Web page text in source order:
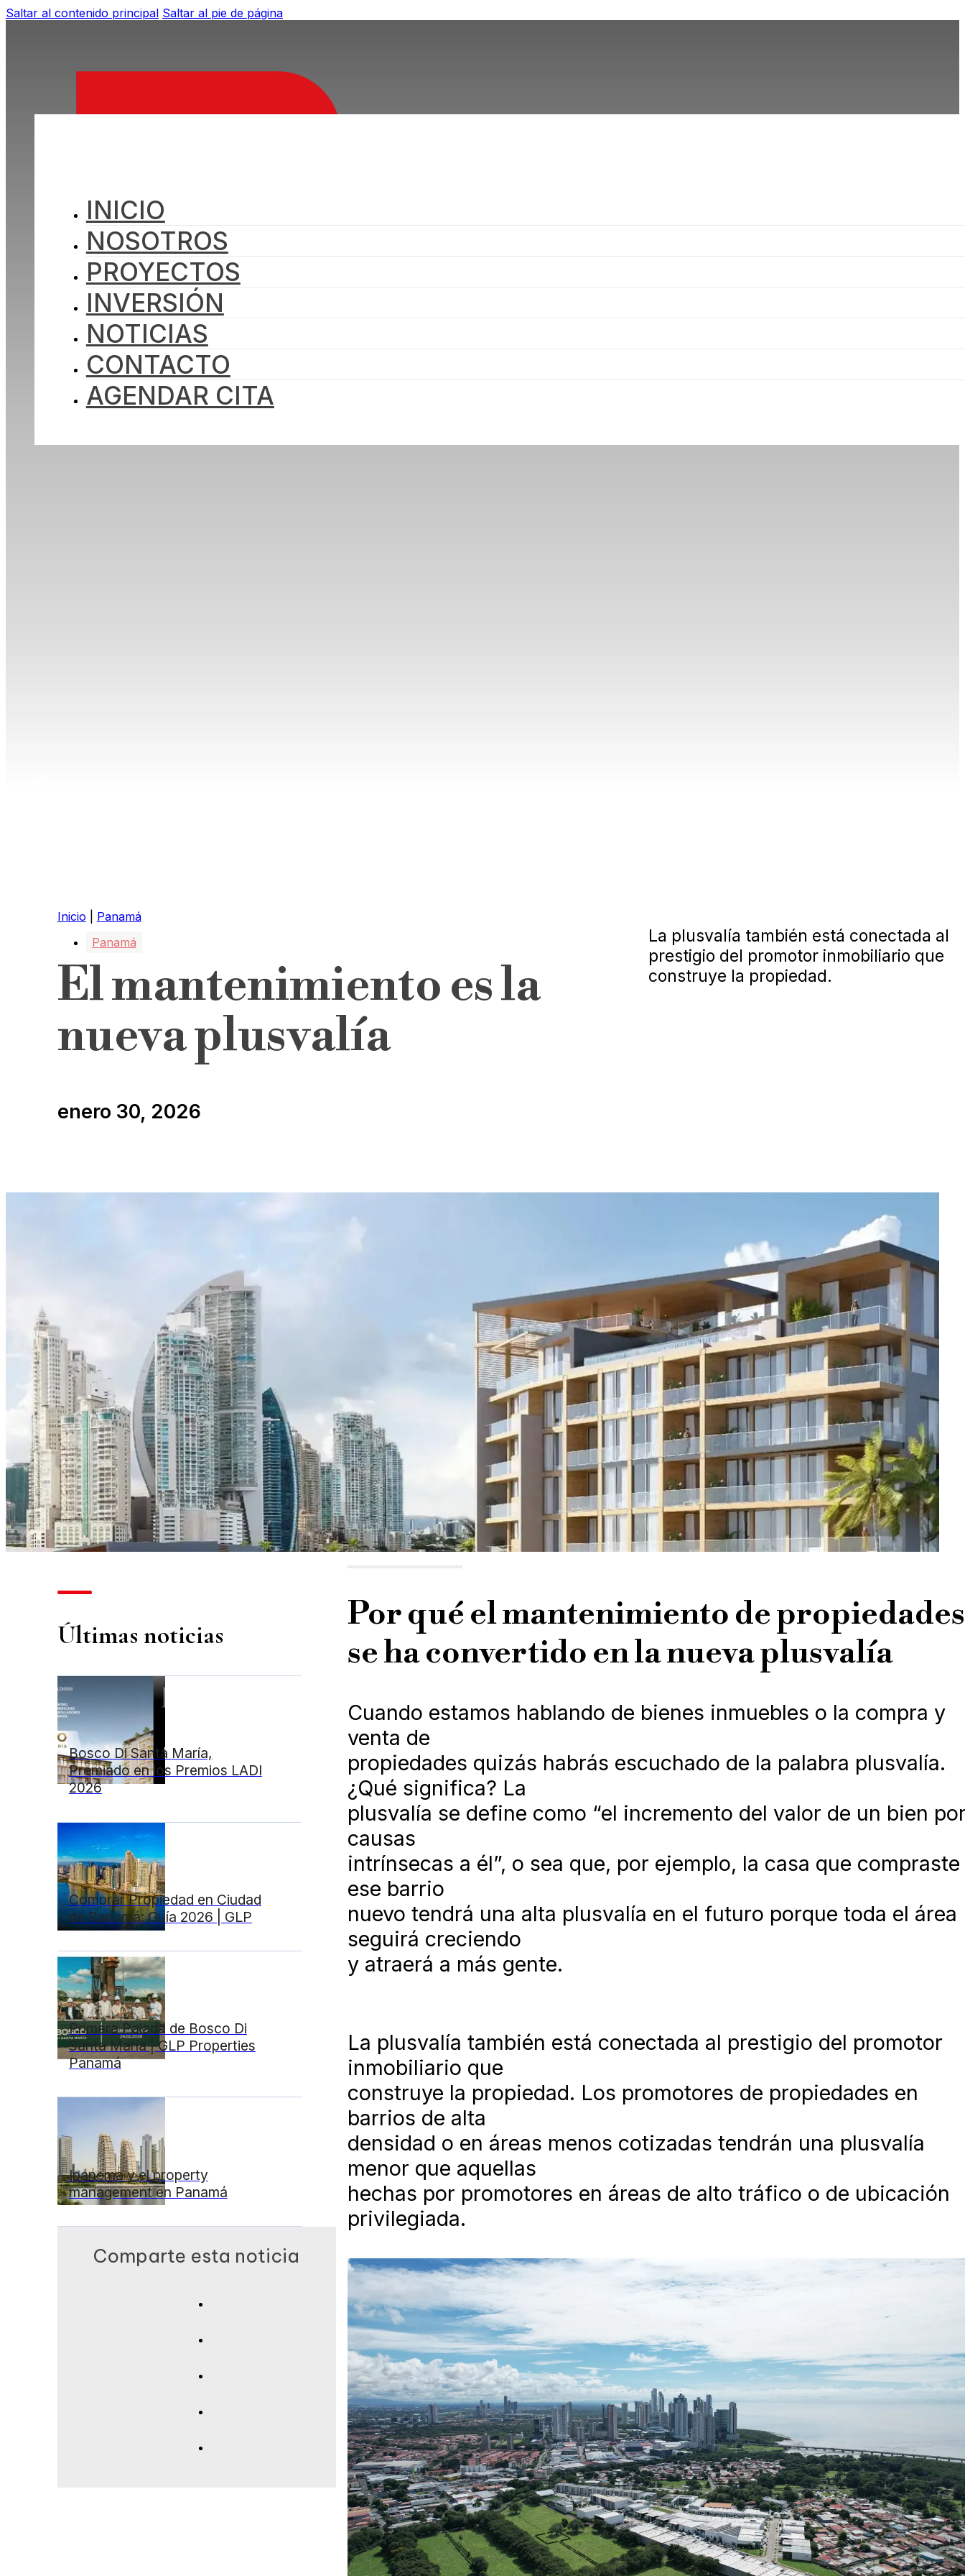
Saltar al contenido principal Saltar al pie de página
INICIO
NOSOTROS
PROYECTOS
INVERSIÓN
NOTICIAS
CONTACTO
INICIO
NOSOTROS
PROYECTOS
INVERSIÓN
NOTICIAS
CONTACTO
AGENDAR CITA
Inicio
Panamá
Panamá
El mantenimiento es la
nueva plusvalía
enero 30, 2026
La plusvalía también está conectada al
prestigio del promotor inmobiliario que
construye la propiedad.
Últimas noticias
Bosco Di Santa María,
Premiado en los Premios LADI
2026
Comprar Propiedad en Ciudad
de Panamá: Guía 2026 | GLP
Primera Palada de Bosco Di
Santa María | GLP Properties
Panamá
Ipanema y el property
management en Panamá
Comparte esta noticia
Por qué el mantenimiento de propiedades
se ha convertido en la nueva plusvalía
Cuando estamos hablando de bienes inmuebles o la compra y
venta de
propiedades quizás habrás escuchado de la palabra plusvalía.
¿Qué significa? La
plusvalía se define como “el incremento del valor de un bien
causas
intrínsecas a él”, o sea que, por ejemplo, la casa que compraste
ese barrio
nuevo tendrá una alta plusvalía en el futuro porque toda el área
seguirá creciendo
y atraerá a más gente.
La plusvalía también está conectada al prestigio del promotor
inmobiliario que
construye la propiedad. Los promotores de propiedades en
barrios de alta
densidad o en áreas menos cotizadas tendrán una plusvalía
menor que aquellas
hechas por promotores en áreas de alto tráfico o de ubicación
privilegiada.